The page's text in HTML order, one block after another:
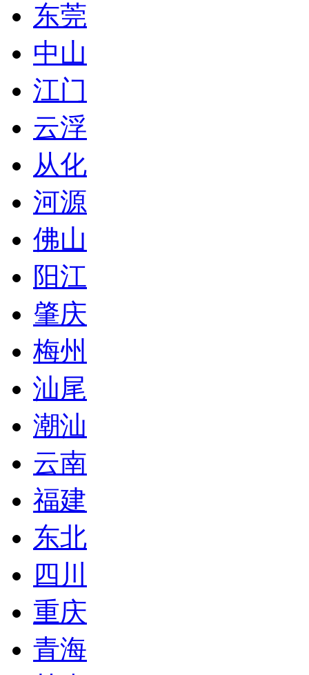
东莞
中山
江门
云浮
从化
河源
佛山
阳江
肇庆
梅州
汕尾
潮汕
云南
福建
东北
四川
重庆
青海